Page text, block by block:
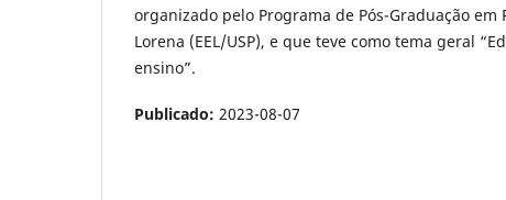
organizado pelo Programa de Pós-Graduação
Lorena (EEL/USP), e que teve como tema geral
ensino”.
Publicado: 2023-08-07